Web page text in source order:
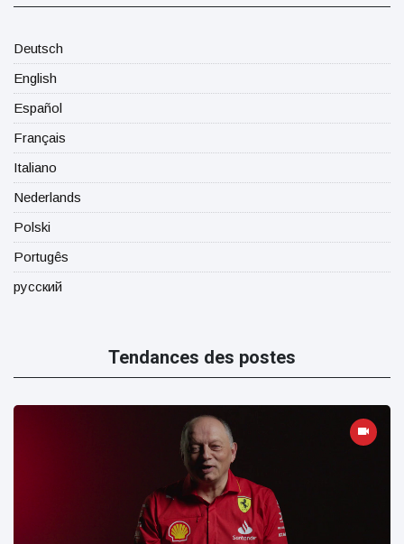
Deutsch
English
Español
Français
Italiano
Nederlands
Polski
Portugês
русский
Tendances des postes